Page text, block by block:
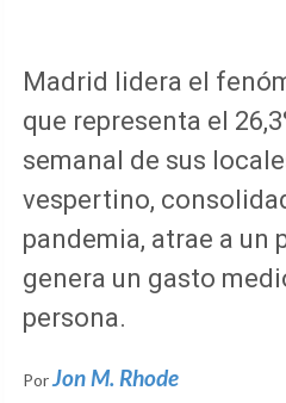
Madrid lidera el
que representa el
semanal de sus
vespertino,
pandemia, atrae a un
genera un gasto
persona.
PorJon M. Rhode